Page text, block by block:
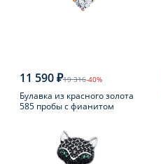
11 590 ₽19 316-40%
Булавка из красного золота
585 пробы с фианитом